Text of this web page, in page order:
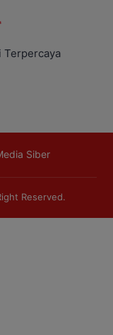
Terpercaya
Siber
Reserved.